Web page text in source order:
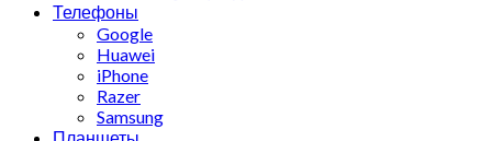
Телефоны
Google
Huawei
iPhone
Razer
Samsung